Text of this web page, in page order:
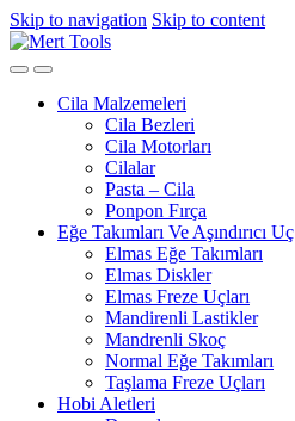
Skip to navigation Skip to content
Cila Malzemeleri
Cila Bezleri
Cila Motorları
Cilalar
Pasta – Cila
Ponpon Fırça
Eğe Takımları Ve Aşındırıcı Uç
Elmas Eğe Takımları
Elmas Diskler
Elmas Freze Uçları
Mandirenli Lastikler
Mandrenli Skoç
Normal Eğe Takımları
Taşlama Freze Uçları
Hobi Aletleri